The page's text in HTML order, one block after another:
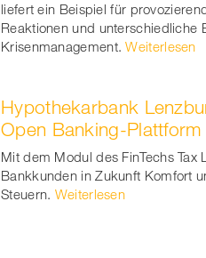
er
liefert ein Beispiel für
Reaktionen und unterschiedliche
Krisenmanagement. Weiterlesen
Hypothekarbank
Open Banking-Plattform
Mit dem Modul des FinTechs Tax
Bankkunden in Zukunft Komfort
Steuern. Weiterlesen